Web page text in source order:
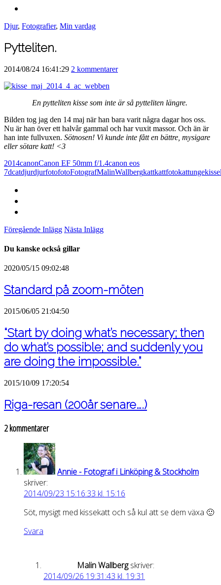
Djur, Fotografier, Min vardag
Pytteliten.
2014/08/24 16:41:29 2 kommentarer
En pytteliten kisse som inte är så pytteliten längre.
Bilden tog jag den 14 maj när han bara varit några dagar hos oss.
Nu är han över ett halvår gammal och har vuxit massor. Och än är
han inte fullvuxen. Sötnosen! Vi kunde inte fått en bättre, mysigare
eller sötare katt! <3
2014canonCanon EF 50mm f/1.4canon eos
7dcatdjurdjurfotofotoFotografMalinWallbergkattkattfotokattungekisse
Föregående Inlägg Nästa Inlägg
Du kanske också gillar
2020/05/15 09:02:48
Standard på zoom-möten
2015/06/05 21:04:50
“Start by doing what’s necessary; then
do what’s possible; and suddenly you
are doing the impossible.”
2015/10/09 17:20:54
Riga-resan (200år senare….)
2 kommentarer
Annie - Fotograf i Linköping & Stockholm
skriver:
2014/09/23 15:16:33 kl. 15:16
Söt, mysigt med kissekatt och så kul att se dem växa 🙂
Svara
Malin Wallberg skriver:
2014/09/26 19:31:43 kl. 19:31